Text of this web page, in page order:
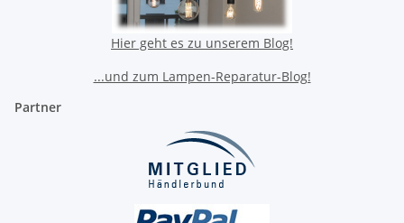
Hier geht es zu unserem Blog!
...und zum Lampen-Reparatur-Blog!
Partner